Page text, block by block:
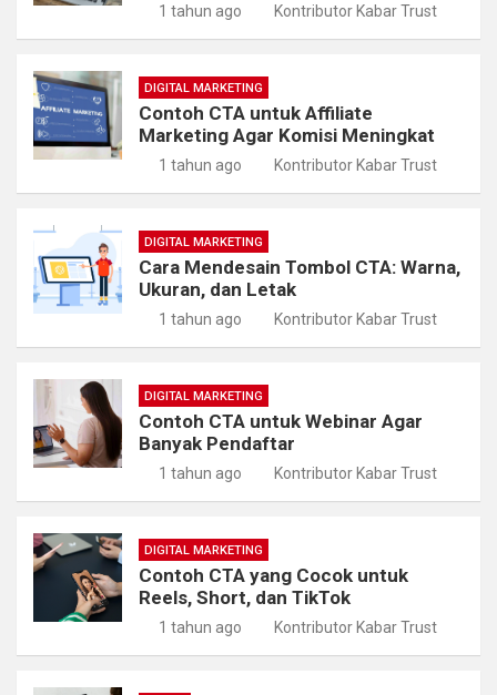
1 tahun ago Kontributor Kabar Trust
DIGITAL MARKETING
Contoh CTA untuk Affiliate
Marketing Agar Komisi Meningkat
1 tahun ago Kontributor Kabar Trust
DIGITAL MARKETING
Cara Mendesain Tombol CTA: Warna,
Ukuran, dan Letak
1 tahun ago Kontributor Kabar Trust
DIGITAL MARKETING
Contoh CTA untuk Webinar Agar
Banyak Pendaftar
1 tahun ago Kontributor Kabar Trust
DIGITAL MARKETING
Contoh CTA yang Cocok untuk
Reels, Short, dan TikTok
1 tahun ago Kontributor Kabar Trust